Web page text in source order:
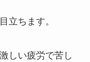
立ちます。
しい疲労で苦し